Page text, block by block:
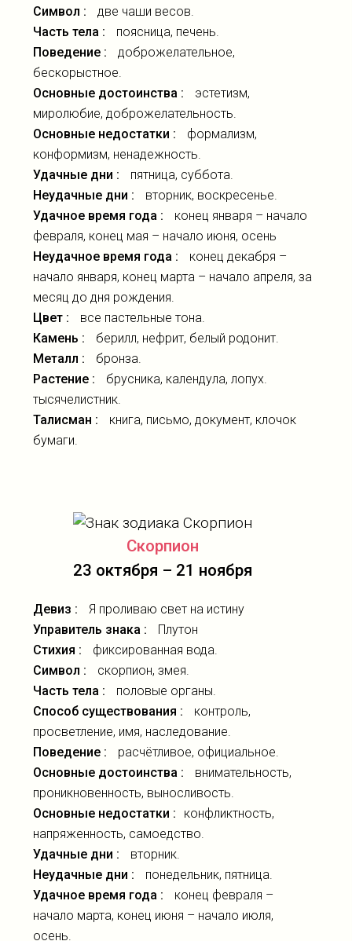
Символ :
две чаши весов.
Часть тела :
поясница, печень.
Поведение :
доброжелательное,
бескорыстное.
Основные достоинства :
эстетизм,
миролюбие, доброжелательность.
Основные недостатки :
формализм,
конформизм, ненадежность.
Удачные дни :
пятница, суббота.
Неудачные дни :
вторник, воскресенье.
Удачное время года :
конец января – начало
февраля, конец мая – начало июня, осень
Неудачное время года :
конец декабря –
начало января, конец марта – начало апреля, за
месяц до дня рождения.
Цвет :
все пастельные тона.
Камень :
берилл, нефрит, белый родонит.
Металл :
бронза.
Растение :
брусника, календула, лопух.
тысячелистник.
Талисман :
книга, письмо, документ, клочок
бумаги.
Скорпион
23 октября – 21 ноября
Девиз :
Я проливаю свет на истину
Управитель знака :
Плутон
Стихия :
фиксированная вода.
Символ :
скорпион, змея.
Часть тела :
половые органы.
Способ существования :
контроль,
просветление, имя, наследование.
Поведение :
расчётливое, официальное.
Основные достоинства :
внимательность,
проникновенность, выносливость.
Основные недостатки :
конфликтность,
напряженность, самоедство.
Удачные дни :
вторник.
Неудачные дни :
понедельник, пятница.
Удачное время года :
конец февраля –
начало марта, конец июня – начало июля,
осень.